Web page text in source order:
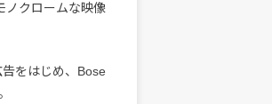
ノクロームな映像
をはじめ、Bose